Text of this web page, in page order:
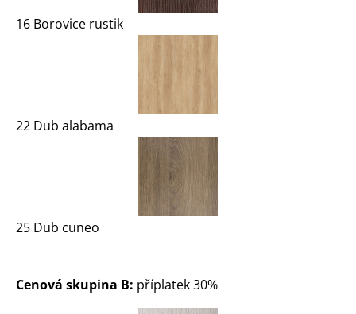
16 Borovice rustik
22 Dub alabama
25 Dub cuneo
Cenová skupina B: příplatek 30%